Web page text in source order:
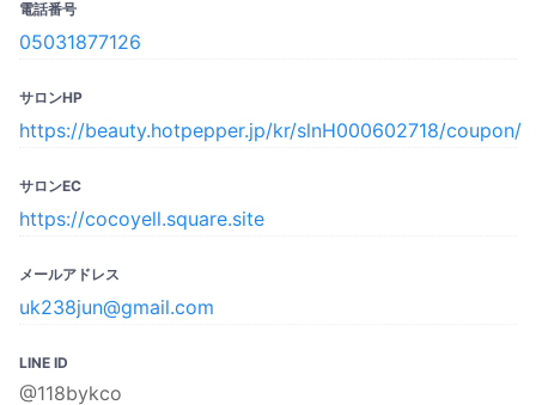
電話番号
05031877126
サロンHP
https://beauty.hotpepper.jp/kr/slnH000602718/coupon/
サロンEC
https://cocoyell.square.site
メールアドレス
uk238jun@gmail.com
LINE ID
@118bykco